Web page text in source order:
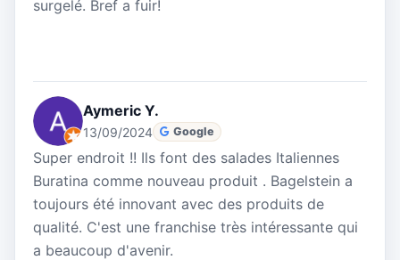
surgelé. Bref a fuir!
Aymeric Y.
13/09/2024 Google
Super endroit !! Ils font des salades Italiennes
Buratina comme nouveau produit . Bagelstein a
toujours été innovant avec des produits de
qualité. C'est une franchise très intéressante qui
a beaucoup d'avenir.